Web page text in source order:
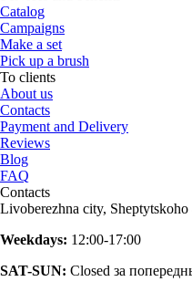
Catalog
Campaigns
Make a set
Pick up a brush
To clients
About us
Contacts
Payment and Delivery
Reviews
Blog
FAQ
Contacts
Livoberezhna city,
Weekdays: 12:00-17:00
SAT-SUN: Closed за